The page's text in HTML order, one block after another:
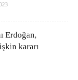
Erdoğan,
kararı